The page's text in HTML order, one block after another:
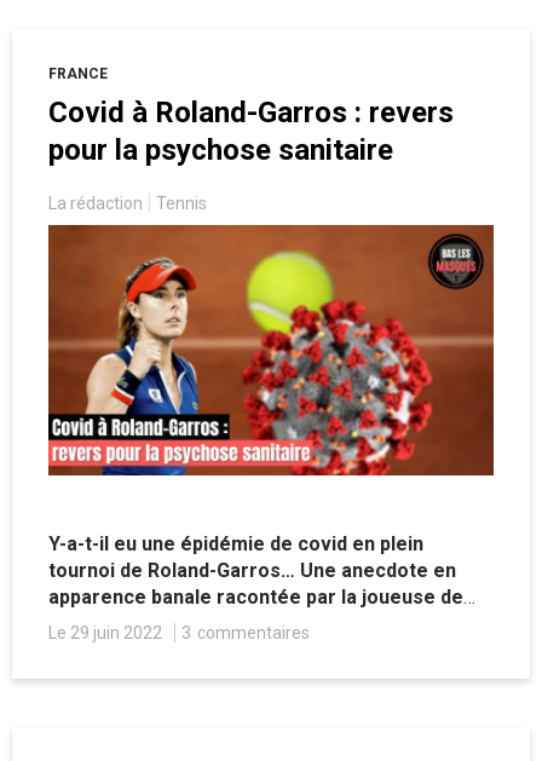
FRANCE
Covid à Roland-Garros : revers
pour la psychose sanitaire
La rédaction Tennis
Y-a-t-il eu une épidémie de covid en plein
tournoi de Roland-Garros… Une anecdote en
apparence banale racontée par la joueuse de
tennis française Alizé Cornet, qui illustre
l'incongruité de la psychose. Assiste-t-on à la fin
du sanitairement correct ?
Le 29 juin 2022 3 commentaires